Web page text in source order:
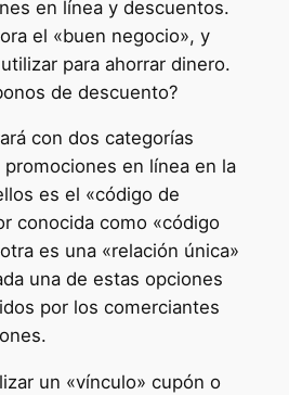
en línea y descuentos.
el «buen negocio», y
para ahorrar dinero.
de descuento?
con dos categorías
en línea en la
es el «código de
conocida como «código
es una «relación única»
una de estas opciones
por los comerciantes
un «vínculo» cupón o